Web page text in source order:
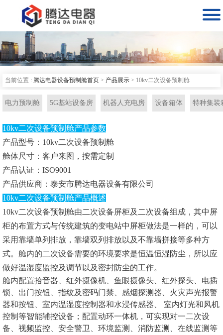

当前位置 : 腾达电器设备预制舱首页 > 产品展示 > 10kv二次设备预制舱
电力预制舱 5G基站设备房 机器人充电房 设备箱体 特种集装
10kv二次设备预制舱产品参数
产品型号：10kv二次设备预制舱
舱体尺寸：客户来图，按需定制
产品认证：ISO9001
产品供应商：泰安市腾达电器设备有限公司
10kv二次设备预制舱产品概述
10kv二次设备预制舱由二次设备屏柜及二次设备组成，其中屏
柜的布置方式与传统建筑的变电站中屏柜做法是一样的，可以
采用靠墙单列排放，靠墙双列排放以及不靠墙拼接等多种方
式。舱内的二次设备需要的环境要求是恒温恒湿防尘，所以应
做好温湿度监控及调节以及密封防尘的工作。
舱内配置拾音器、红外摄像机、鱼眼摄像头、红外探头、电插
锁、出门按钮、指纹及密码门禁、感烟探测器、火灾声光报警
器和按钮、室内温湿度控制器和水浸传感器、 室内灯光和风机
控制等智能辅控设备；配置动环一体机，可实现对一二次设
备、视频监控、安全警卫、环境监测、消防监测、在线监测等